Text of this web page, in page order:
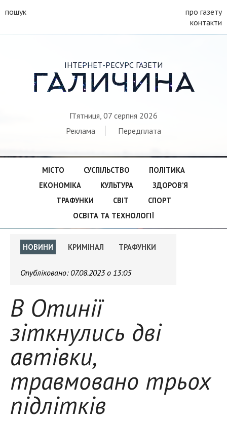
пошук
про газету
контакти
ІНТЕРНЕТ-РЕСУРС ГАЗЕТИ
ГАЛИЧИНА
П'ятниця, 07 серпня 2026
Реклама
Передплата
МІСТО СУСПІЛЬСТВО
ПОЛІТИКА
ЕКОНОМІКА
КУЛЬТУРА
ЗДОРОВ’Я
ТРАФУНКИ
СВІТ
СПОРТ
ОСВІТА ТА ТЕХНОЛОГІЇ
НОВИНИ КРИМІНАЛ ТРАФУНКИ
Опубліковано: 07.08.2023 о 13:05
В Отинії
зіткнулись дві
автівки,
травмовано трьох
підлітків